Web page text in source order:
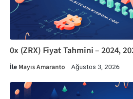
0x (ZRX) Fiyat Tahmini – 2024,
İle Mayıs Amaranto Ağustos 3, 2026